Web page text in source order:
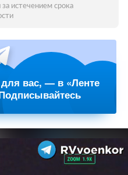
истечением срока
вас, — в «Ленте